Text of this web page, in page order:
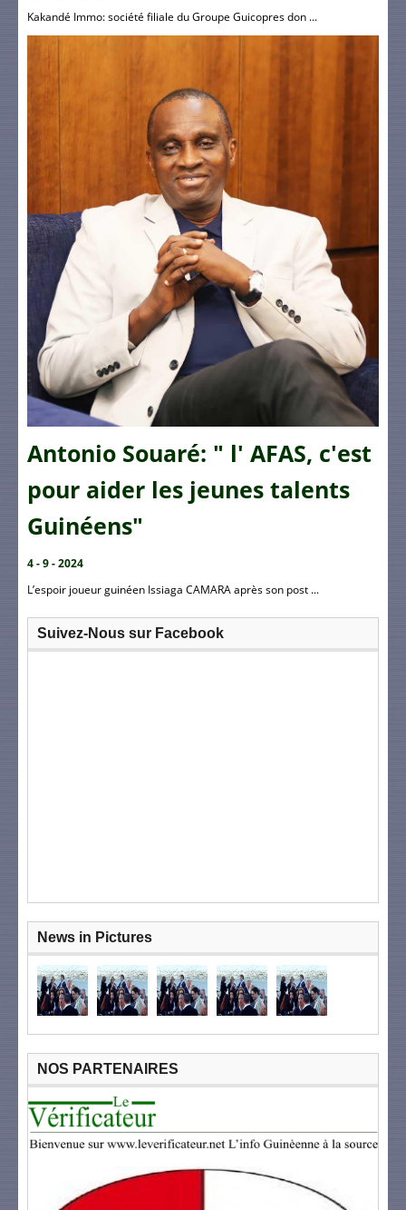
Kakandé Immo: société filiale du Groupe Guicopres don ...
Antonio Souaré: " l' AFAS, c'est
pour aider les jeunes talents
Guinéens"
4 - 9 - 2024
L’espoir joueur guinéen Issiaga CAMARA après son post ...
Suivez-Nous sur Facebook
News in Pictures
NOS PARTENAIRES